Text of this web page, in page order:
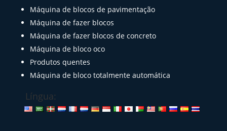
Máquina de blocos de pavimentação
Máquina de fazer blocos
Máquina de fazer blocos de concreto
Máquina de bloco oco
Produtos quentes
Máquina de bloco totalmente automática
Língua: